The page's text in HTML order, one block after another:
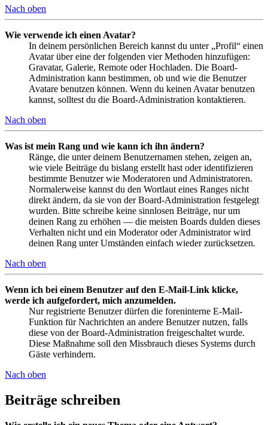
Nach oben
Wie verwende ich einen Avatar?
In deinem persönlichen Bereich kannst du unter „Profil“ einen
Avatar über eine der folgenden vier Methoden hinzufügen:
Gravatar, Galerie, Remote oder Hochladen. Die Board-
Administration kann bestimmen, ob und wie die Benutzer
Avatare benutzen können. Wenn du keinen Avatar benutzen
kannst, solltest du die Board-Administration kontaktieren.
Nach oben
Was ist mein Rang und wie kann ich ihn ändern?
Ränge, die unter deinem Benutzernamen stehen, zeigen an,
wie viele Beiträge du bislang erstellt hast oder identifizieren
bestimmte Benutzer wie Moderatoren und Administratoren.
Normalerweise kannst du den Wortlaut eines Ranges nicht
direkt ändern, da sie von der Board-Administration festgelegt
wurden. Bitte schreibe keine sinnlosen Beiträge, nur um
deinen Rang zu erhöhen — die meisten Boards dulden dieses
Verhalten nicht und ein Moderator oder Administrator wird
deinen Rang unter Umständen einfach wieder zurücksetzen.
Nach oben
Wenn ich bei einem Benutzer auf den E-Mail-Link klicke,
werde ich aufgefordert, mich anzumelden.
Nur registrierte Benutzer dürfen die foreninterne E-Mail-
Funktion für Nachrichten an andere Benutzer nutzen, falls
diese von der Board-Administration freigeschaltet wurde.
Diese Maßnahme soll den Missbrauch dieses Systems durch
Gäste verhindern.
Nach oben
Beiträge schreiben